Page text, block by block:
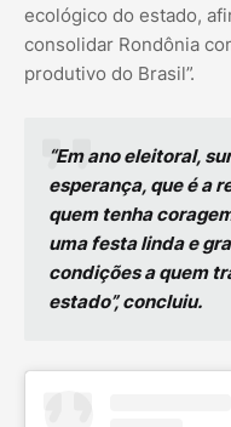
ecológico do estado,
consolidar Rondônia
produtivo do Brasil”.
“Em ano eleitoral,
esperança, que é a
quem tenha
uma festa linda e
condições a quem
estado”, concluiu.